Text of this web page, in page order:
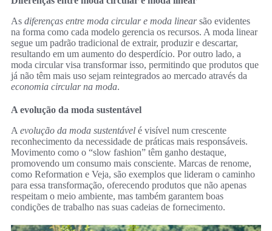
As diferenças entre moda circular e moda linearsão evidentes
na forma como cada modelo gerencia os recursos. A moda linear
segue um padrão tradicional de extrair, produzir e descartar,
resultando em um aumento do desperdício. Por outro lado, a
moda circular visa transformar isso, permitindo que produtos que
já não têm mais uso sejam reintegrados ao mercado através da
economia circular na moda.
A evolução da moda sustentável
A evolução da moda sustentável é visível num crescente
reconhecimento da necessidade de práticas mais responsáveis.
Movimento como o “slow fashion” têm ganho destaque,
promovendo um consumo mais consciente. Marcas de renome,
como Reformation e Veja, são exemplos que lideram o caminho
para essa transformação, oferecendo produtos que não apenas
respeitam o meio ambiente, mas também garantem boas
condições de trabalho nas suas cadeias de fornecimento.